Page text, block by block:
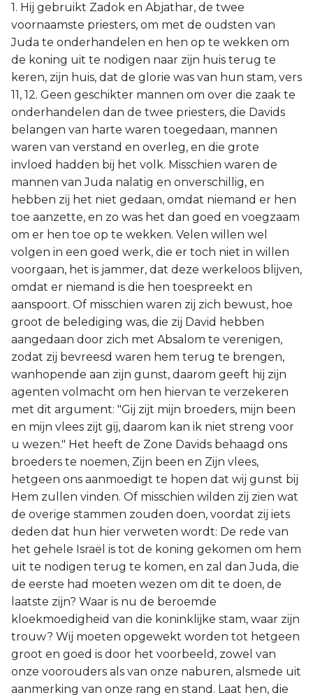
1. Hij gebruikt Zadok en Abjathar, de twee
voornaamste priesters, om met de oudsten van
Juda te onderhandelen en hen op te wekken om
de koning uit te nodigen naar zijn huis terug te
keren, zijn huis, dat de glorie was van hun stam, vers
11, 12. Geen geschikter mannen om over die zaak te
onderhandelen dan de twee priesters, die Davids
belangen van harte waren toegedaan, mannen
waren van verstand en overleg, en die grote
invloed hadden bij het volk. Misschien waren de
mannen van Juda nalatig en onverschillig, en
hebben zij het niet gedaan, omdat niemand er hen
toe aanzette, en zo was het dan goed en voegzaam
om er hen toe op te wekken. Velen willen wel
volgen in een goed werk, die er toch niet in willen
voorgaan, het is jammer, dat deze werkeloos blijven,
omdat er niemand is die hen toespreekt en
aanspoort. Of misschien waren zij zich bewust, hoe
groot de belediging was, die zij David hebben
aangedaan door zich met Absalom te verenigen,
zodat zij bevreesd waren hem terug te brengen,
wanhopende aan zijn gunst, daarom geeft hij zijn
agenten volmacht om hen hiervan te verzekeren
met dit argument: "Gij zijt mijn broeders, mijn been
en mijn vlees zijt gij, daarom kan ik niet streng voor
u wezen." Het heeft de Zone Davids behaagd ons
broeders te noemen, Zijn been en Zijn vlees,
hetgeen ons aanmoedigt te hopen dat wij gunst bij
Hem zullen vinden. Of misschien wilden zij zien wat
de overige stammen zouden doen, voordat zij iets
deden dat hun hier verweten wordt: De rede van
het gehele Israël is tot de koning gekomen om hem
uit te nodigen terug te komen, en zal dan Juda, die
de eerste had moeten wezen om dit te doen, de
laatste zijn? Waar is nu de beroemde
kloekmoedigheid van die koninklijke stam, waar zijn
trouw? Wij moeten opgewekt worden tot hetgeen
groot en goed is door het voorbeeld, zowel van
onze voorouders als van onze naburen, alsmede uit
aanmerking van onze rang en stand. Laat hen, die